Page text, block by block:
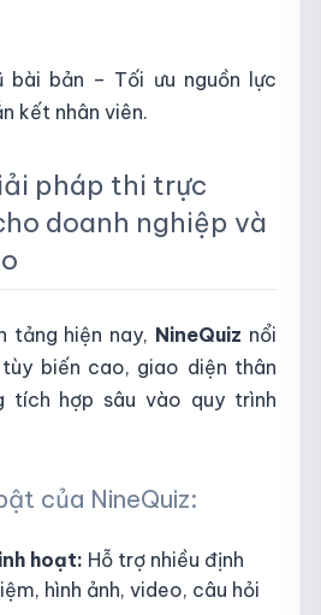
bài bản – Tối ưu nguồn lực
kết nhân viên.
pháp thi trực
doanh nghiệp và
tảng hiện nay, NineQuiz nổi
biến cao, giao diện thân
tích hợp sâu vào quy trình
của NineQuiz:
hoạt: Hỗ trợ nhiều định
hình ảnh, video, câu hỏi